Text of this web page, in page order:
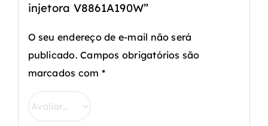
injetora V8861A190W”
O seu endereço de e-mail não será
publicado. Campos obrigatórios são
marcados com *